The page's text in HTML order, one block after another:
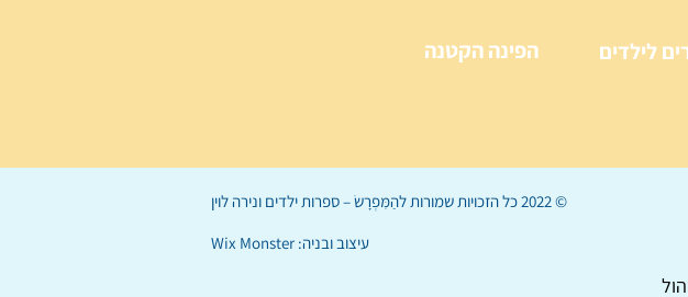
הפינה הקטנה לילדים
© 2022 כל הזכויות שמורות ל הַמִּפְרָשׂ – ספרות ילדים ונירה לוין
עיצוב ובניה: Wix Monster